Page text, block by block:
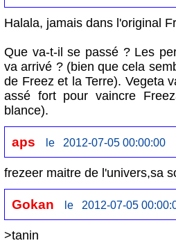
Halala, jamais dans l'original
Que va-t-il se passé ? Les
va arrivé ? (bien que cela
de Freez et la Terre). Vegeta
assé fort pour vaincre
blance).
aps le 2012-07-05 00:00:00
frezeer maitre de l'univers,sa
Gokan le 2012-07-05
>tanin